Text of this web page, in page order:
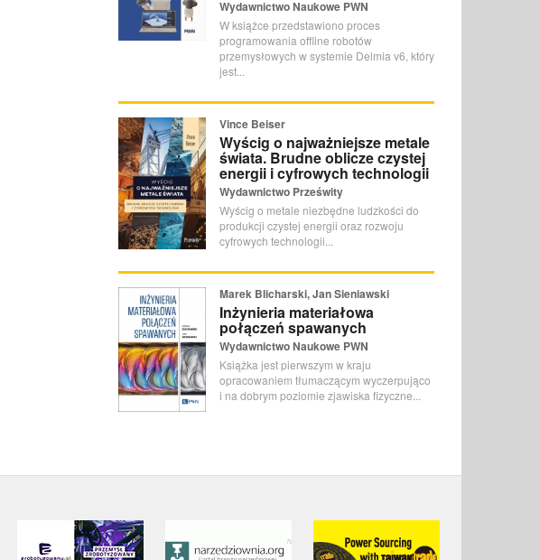
Wydawnictwo Naukowe PWN
W książce przedstawiono proces
programowania offline robotów
przemysłowych w systemie Delmia v6, który
jest...
Vince Beiser
Wyścig o najważniejsze metale
świata. Brudne oblicze czystej
energii i cyfrowych technologii
Wydawnictwo Prześwity
Wyścig o metale niezbędne ludzkości do
produkcji czystej energii oraz rozwoju
cyfrowych technologii...
Marek Blicharski, Jan Sieniawski
Inżynieria materiałowa
połączeń spawanych
Wydawnictwo Naukowe PWN
Książka jest pierwszym w kraju
opracowaniem tłumaczącym wyczerpująco
i na dobrym poziomie zjawiska fizyczne...